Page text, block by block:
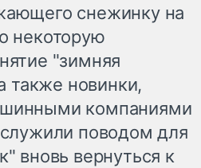
снежинку на
некоторую
"зимняя
также новинки,
компаниями
поводом для
вновь вернуться к